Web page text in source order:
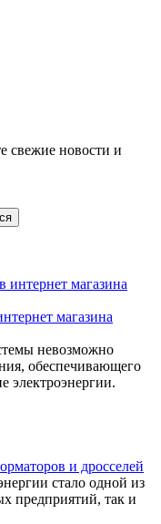
свежие новости и
магазина
невозможно
обеспечивающего
электроэнергии.
и дросселей
стало одной из
предприятий, так и